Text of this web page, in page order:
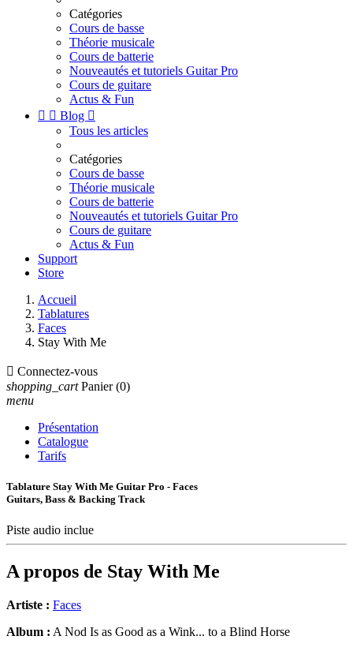
Catégories
Cours de basse
Théorie musicale
Cours de batterie
Nouveautés et tutoriels Guitar Pro
Cours de guitare
Actus & Fun
  Blog 
Tous les articles
Catégories
Cours de basse
Théorie musicale
Cours de batterie
Nouveautés et tutoriels Guitar Pro
Cours de guitare
Actus & Fun
Support
Store
Accueil
Tablatures
Faces
Stay With Me
 Connectez-vous
shopping_cart Panier (0)
menu
Présentation
Catalogue
Tarifs
Tablature Stay With Me Guitar Pro - Faces
Guitars, Bass & Backing Track
Piste audio inclue
A propos de Stay With Me
Artiste : Faces
Album : A Nod Is as Good as a Wink... to a Blind Horse